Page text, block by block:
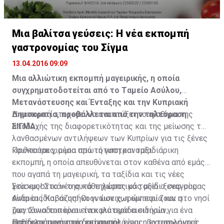
Μια βαλίτσα γεύσεις: Η νέα εκπομπή
γαστρονομίας του Σίγμα
13.04.2016 09:09
Μια αλλιώτικη εκπομπή μαγειρικής, η οποία
συγχρηματοδοτείται από το Tαμείο Ασύλου,
Μετανάστευσης και Ένταξης και την Κυπριακή
Δημοκρατία, προβάλλεται από την τηλεόραση
ΣΙΓΜΑ.
Η εκπομπή στοχεύει να αναπτύξει το αίσθημα της
αποδοχής της διαφορετικότητας και της μείωσης των
λανθασμένων αντιλήψεων των Κυπρίων για τις ξένες
κουλτούρες, μέσα από τη γαστρονομία.
Πρόκειται για μια πρωτότυπη και ταξιδιάρικη
εκπομπή, η οποία απευθύνεται στον καθένα από εμάς
που αγαπά τη μαγειρική, τα ταξίδια και τις νέες
γεύσεις! Στο νέo αυτό τηλεοπτικό ταξίδι ξεναγοί μας
είναι οι ίδιοι οι υπήκοοι των χωρών που ζουν στο νησί
μας. Συνοδοιπόροι είναι μια ομάδα ειδικών,
αποτελούμενη από διατροφολόγους, βοτανολόγους,
Στα «μυστικά» της κάθε χώρας μάς μυεί ο σεφ μας
Ανδρέας Καβάζης! Οι γνώσεις, η εμπειρία και η
ζωντάνια του είναι τα καλύτερα εισιτήρια για ένα
ταξίδι με πικάντικη επίγευση!
Παρουσιάστρια της εκπομπής είναι η εντυπωσιακή